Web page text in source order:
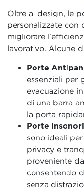
Oltre al design, le
personalizzate con
migliorare
lavorativo. Alcune
Porte
essenziali per
evacuazione
di una barra
la porta
Porte
sono ideali
privacy e
proveniente
consentendo
senza